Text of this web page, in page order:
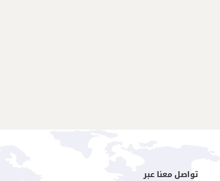
تواصل معنا عبر